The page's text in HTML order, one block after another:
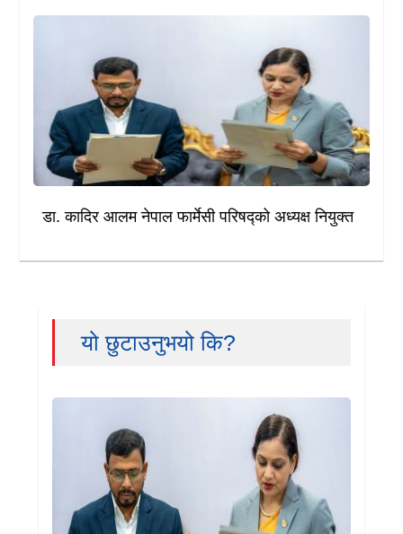
डा. कादिर आलम नेपाल फार्मेसी परिषद्को अध्यक्ष नियुक्त
यो छुटाउनुभयो कि?